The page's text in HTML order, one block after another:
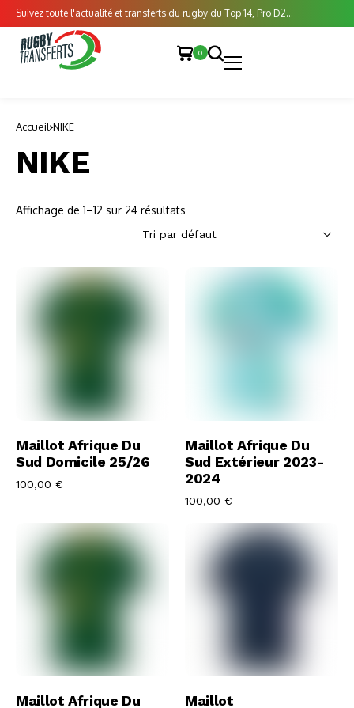
Suivez toute l'actualité et transferts du rugby du Top 14, Pro D2...
0
Accueil NIKE
NIKE
Affichage de 1–12 sur 24 résultats
Acheter Le Maillot
Maillot Afrique Du
Sud Domicile 25/26
100,00 €
Acheter Le Maillot
Maillot Afrique Du
Sud Extérieur 2023-
2024
100,00 €
Acheter Le Maillot
Maillot Afrique Du
Acheter Le Maillot
Maillot